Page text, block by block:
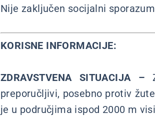
Nije zaključen socijalni
KORISNE INFORMACIJE:
ZDRAVSTVENA SITUACIJA –
preporučljivi, posebno protiv
je u područjima ispod 2000 m